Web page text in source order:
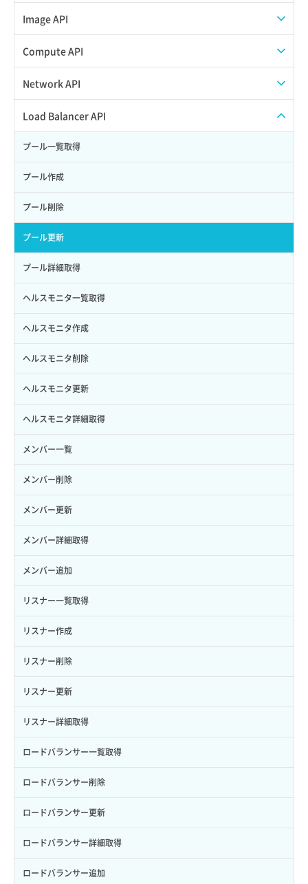
Credential作成
Credential削除
サブユーザーにロールを紐づけ
サブユーザー一覧取得
サブユーザー作成
サブユーザー削除
サブユーザー更新
サブユーザー詳細取得
トークン発行
パーミッション一覧取得
ロールからパーミッションを紐づけ解除
ロールにパーミッションを紐づけ
ロール一覧取得
ロール作成
ロール削除
ロール更新
ロール詳細取得
スナップショット一覧取得
スナップショット作成
スナップショット削除
Image API
ISOイメージアップロード
ISOイメージ作成
イメージ一覧取得
イメージ保存使用量取得
イメージ保存容量取得
イメージ保存容量変更
イメージ削除
イメージ詳細取得
Compute API
ISOイメージ挿入/排出
SSHキーペア一覧取得
SSHキーペア作成
SSHキーペア削除
SSHキーペア詳細取得
アタッチ済みポート一覧取得
アタッチ済みポート詳細取得
アタッチ済みボリューム一覧
アタッチ済みボリューム詳細取得
コンソールURL発行
サーバーに紐づくアドレス取得
サーバーに紐づくアドレス取得（ネットワーク指定）
サーバーに紐づくセキュリティグループ取得
サーバープラン一覧取得
サーバープラン変更
サーバープラン詳細一覧取得
サーバープラン詳細取得
サーバーメタデータ取得
サーバーメタデータ更新（ネームタグ変更）
サーバー一覧取得
サーバー作成
サーバー再構築（OS再インストール）
サーバー利用状況グラフ（CPU）
サーバー利用状況グラフ（ディスクIO）
サーバー利用状況グラフ（トラフィック）
サーバー削除
サーバー操作（起動/停止/再起動/強制停止）
Network API
QoSポリシー一覧取得
QoSポリシー詳細取得
サブネット一覧取得
サブネット作成（ローカルネットワーク用）
サブネット削除（ローカルネットワーク用）
サブネット詳細取得
セキュリティグループ ルール一覧取得
セキュリティグループ ルール作成
セキュリティグループ ルール削除
セキュリティグループ ルール詳細取得
セキュリティグループ一覧取得
セキュリティグループ作成
セキュリティグループ削除
セキュリティグループ更新
セキュリティグループ詳細取得
ネットワーク一覧取得
ネットワーク作成（ローカルネットワーク用）
ネットワーク削除（ローカルネットワーク用）
ネットワーク詳細取得
ポート一覧取得
ポート作成（ローカルネットワーク用）
ポート作成（追加IP用）
ポート削除
ポート更新
ポート詳細取得
Load Balancer API
プール一覧取得
プール作成
プール削除
プール更新
プール詳細取得
ヘルスモニタ一覧取得
ヘルスモニタ作成
ヘルスモニタ削除
ヘルスモニタ更新
ヘルスモニタ詳細取得
メンバー一覧
メンバー削除
メンバー更新
メンバー詳細取得
メンバー追加
リスナー一覧取得
リスナー作成
リスナー削除
リスナー更新
リスナー詳細取得
ロードバランサー一覧取得
ロードバランサー削除
ロードバランサー更新
ロードバランサー詳細取得
ロードバランサー追加